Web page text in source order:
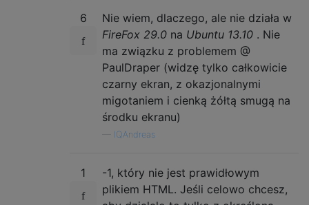
6
Nie wiem, dlaczego, ale nie działa w
FireFox 29.0 na Ubuntu 13.10 . Nie
ma związku z problemem @
PaulDraper (widzę tylko całkowicie
czarny ekran, z okazjonalnymi
migotaniem i cienką żółtą smugą na
środku ekranu)
IQAndreas
1
-1, który nie jest prawidłowym
plikiem HTML. Jeśli celowo chcesz,